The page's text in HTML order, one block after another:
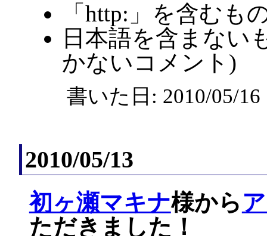
「http:」を含むも
日本語を含まない
かないコメント)
書いた日: 2010/05/
2010/05/13
初ヶ瀬マキナ様から
ただきました！